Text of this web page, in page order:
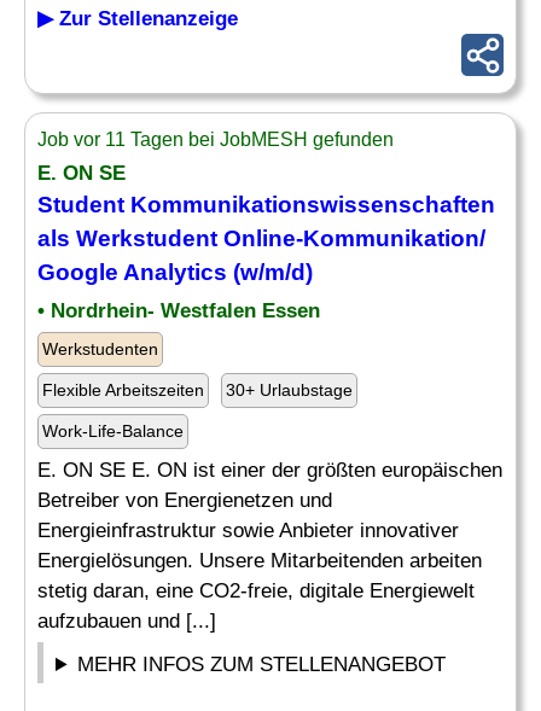
▶ Zur Stellenanzeige
Job vor 11 Tagen bei JobMESH gefunden
E. ON SE
Student Kommunikationswissenschaften
als Werkstudent Online-Kommunikation/
Google Analytics (w/m/d)
• Nordrhein- Westfalen Essen
Werkstudenten
Flexible Arbeitszeiten 30+ Urlaubstage
Work-Life-Balance
E. ON SE E. ON ist einer der größten europäischen
Betreiber von Energienetzen und
Energieinfrastruktur sowie Anbieter innovativer
Energielösungen. Unsere Mitarbeitenden arbeiten
stetig daran, eine CO2-freie, digitale Energiewelt
aufzubauen und [...]
MEHR INFOS ZUM STELLENANGEBOT